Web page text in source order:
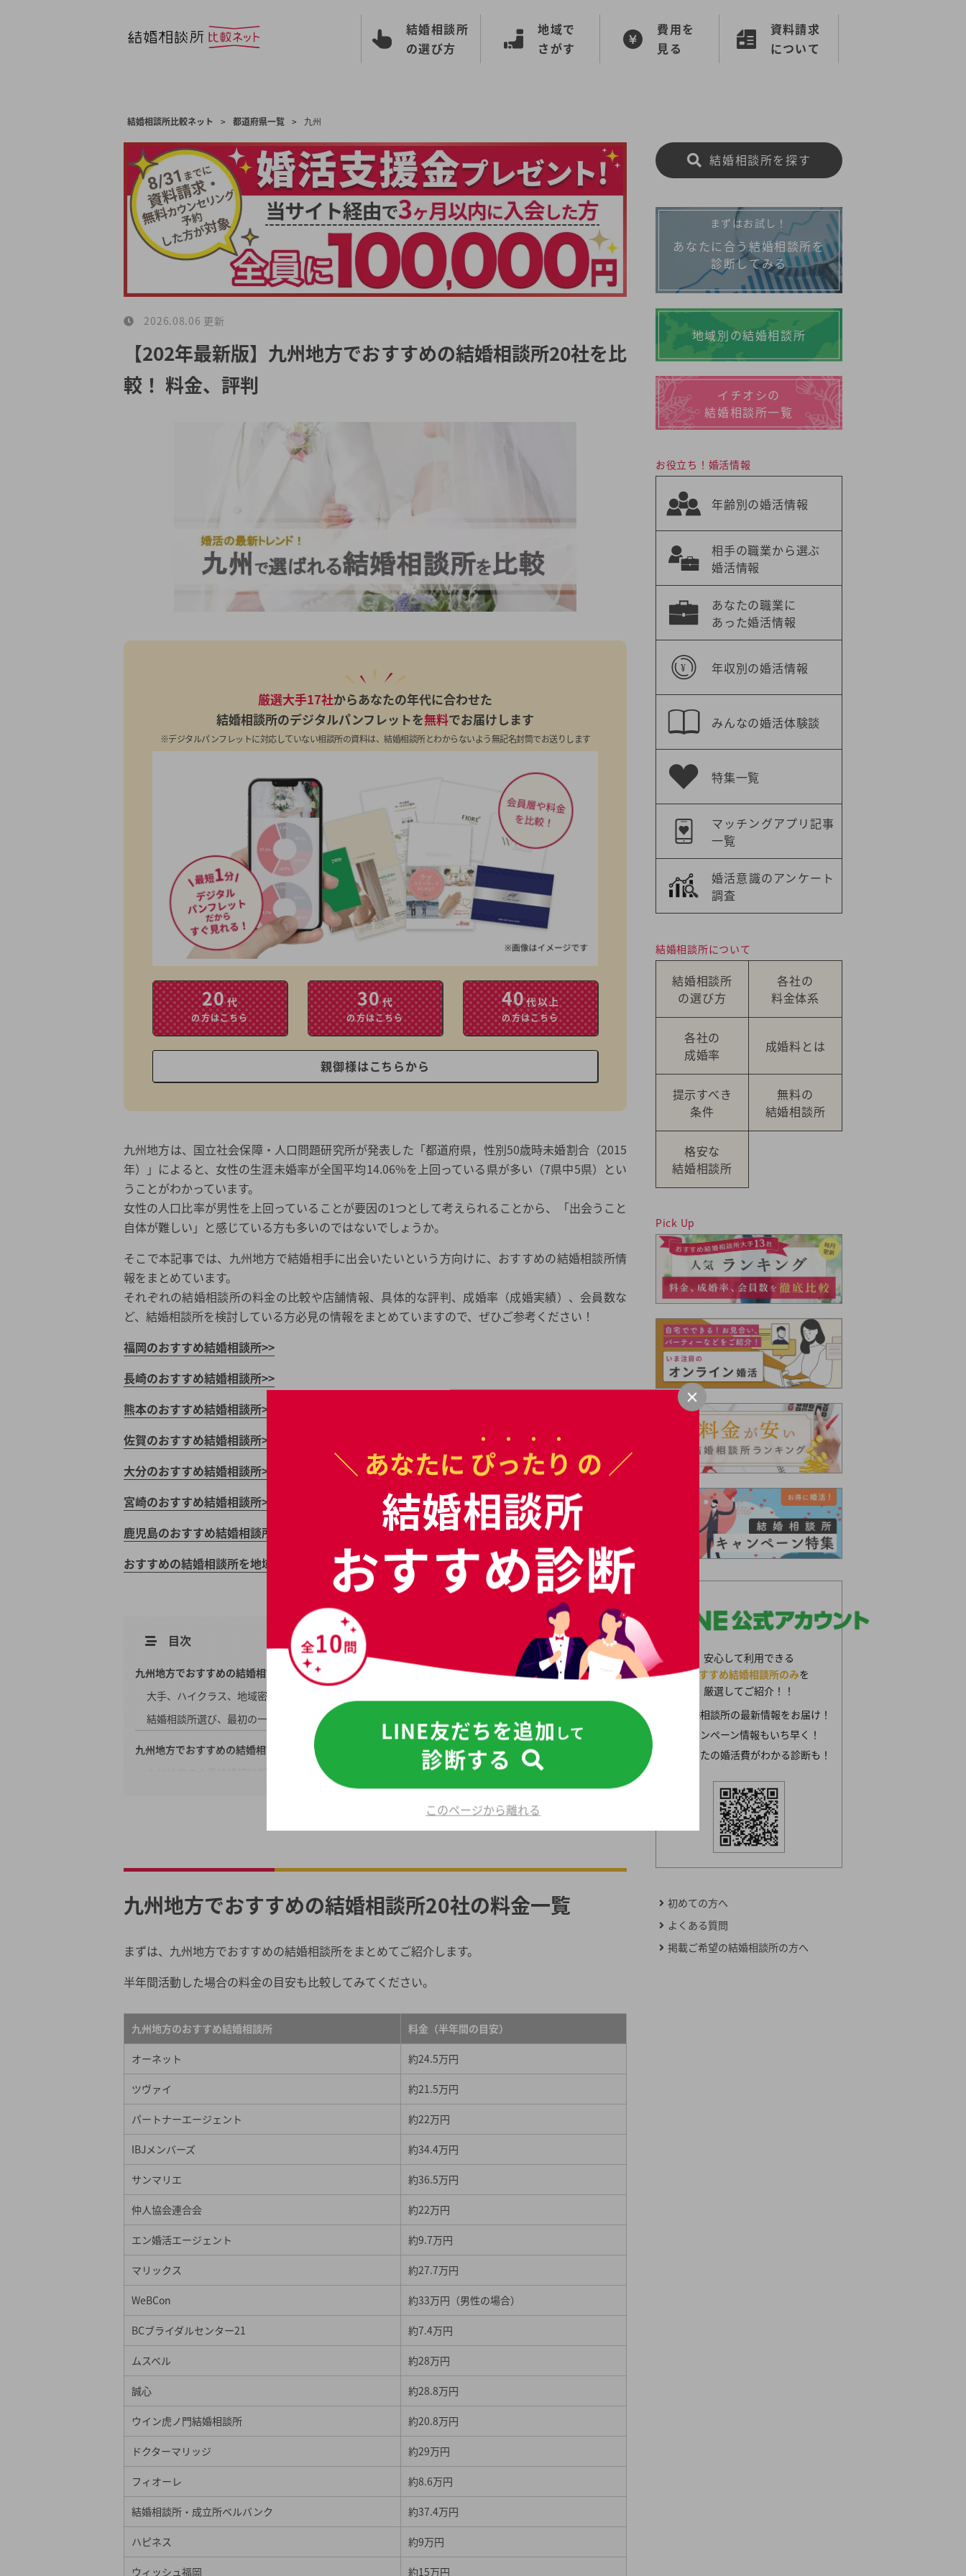
結婚相談所
の選び方
地域で
さがす
費用を
見る
資料請求
について
結婚相談所比較ネット > 都道府県一覧 > 九州
2026.08.06 更新
【202年最新版】九州地方でおすすめの結婚相談所20社を比
較！ 料金、評判
厳選大手17社からあなたの年代に合わせた
結婚相談所のデジタルパンフレットを無料でお届けします
※デジタルパンフレットに対応していない相談所の資料は、結婚相談所とわからないよう無記名封筒でお送りします
20代
の方はこちら
30代
の方はこちら
40代以上
の方はこちら
親御様はこちらから
九州地方は、国立社会保障・人口問題研究所が発表した「都道府県，性別50歳時未婚割合（2015
年）」によると、女性の生涯未婚率が全国平均14.06%を上回っている県が多い（7県中5県）とい
うことがわかっています。
女性の人口比率が男性を上回っていることが要因の1つとして考えられることから、「出会うこと
自体が難しい」と感じている方も多いのではないでしょうか。
そこで本記事では、九州地方で結婚相手に出会いたいという方向けに、おすすめの結婚相談所情
報をまとめています。
それぞれの結婚相談所の料金の比較や店舗情報、具体的な評判、成婚率（成婚実績）、会員数な
ど、結婚相談所を検討している方必見の情報をまとめていますので、ぜひご参考ください！
福岡のおすすめ結婚相談所>>
長崎のおすすめ結婚相談所>>
熊本のおすすめ結婚相談所>>
佐賀のおすすめ結婚相談所>>
大分のおすすめ結婚相談所>>
宮崎のおすすめ結婚相談所>>
鹿児島のおすすめ結婚相談所>>
おすすめの結婚相談所を地域で探す>>
目次
九州地方でおすすめの結婚相談所20社の料金一覧
大手、ハイクラス、地域密着型の違い
結婚相談所選び、最初の一歩に迷ったら一括資料請求
九州地方でおすすめの結婚相談所 費用ランキング
九州地方の大手結婚相談所 安い順ランキング
オーネット
ツヴァイ
パートナーエージェント
仲人協会連合会
エン婚活エージェント
マリックス
WeBCon
BCブライダルセンター21
ムスベル
九州地方のおすすめハイクラスの結婚相談所のサービス徹底比較
誠心
ウイン虎ノ門結婚相談所
九州地方のおすすめ地域密着型の結婚相談所のサービス徹底比較
ドクターマリッジ
フィオーレ
フィオーレの九州地方の店舗詳細
結婚相談所・成立所ベルバンク
ハピネス
ウィッシュ福岡
九州地方の結婚相談所の成婚率を比較
算出方法を要チェック
九州地方でおすすめ結婚相談所 会員数ランキング
年齢や性別など、会員層の傾向も要チェック！
結婚相談所の選び方
結婚相談所を安く利用できる賢い方法
九州地方でおすすめの結婚相談所20社の料金一覧
まずは、九州地方でおすすめの結婚相談所をまとめてご紹介します。
半年間活動した場合の料金の目安も比較してみてください。
九州地方のおすすめ結婚相談所 料金（半年間の目安）
オーネット 約24.5万円
ツヴァイ 約21.5万円
パートナーエージェント 約22万円
IBJメンバーズ 約34.4万円
サンマリエ 約36.5万円
仲人協会連合会 約22万円
エン婚活エージェント 約9.7万円
マリックス 約27.7万円
WeBCon 約33万円（男性の場合）
BCブライダルセンター21 約7.4万円
ムスベル 約28万円
誠心 約28.8万円
ウイン虎ノ門結婚相談所 約20.8万円
ドクターマリッジ 約29万円
フィオーレ 約8.6万円
結婚相談所・成立所ベルバンク 約37.4万円
ハピネス 約9万円
ウィッシュ福岡 約15万円
結婚相談所を探す
まずはお試し！
あなたに合う結婚相談所を
診断してみる
地域別の結婚相談所
イチオシの
結婚相談所一覧
お役立ち！婚活情報
年齢別の婚活情報
相手の職業から選ぶ
婚活情報
あなたの職業に
あった婚活情報
年収別の婚活情報
みんなの婚活体験談
特集一覧
マッチングアプリ記事
一覧
婚活意識のアンケート
調査
結婚相談所について
結婚相談所
の選び方
各社の
料金体系
各社の
成婚率
成婚料とは
提示すべき
条件
無料の
結婚相談所
格安な
結婚相談所
Pick Up
安心して利用できる
おすすめ結婚相談所のみを
厳選してご紹介！！
結婚相談所の最新情報をお届け！
キャンペーン情報もいち早く！
あなたの婚活費がわかる診断も！
初めての方へ
よくある質問
掲載ご希望の結婚相談所の方へ
＼ あなたに ぴったり の ／
結婚相談所
おすすめ診断
LINE友だちを追加 して
診断する
このページから離れる